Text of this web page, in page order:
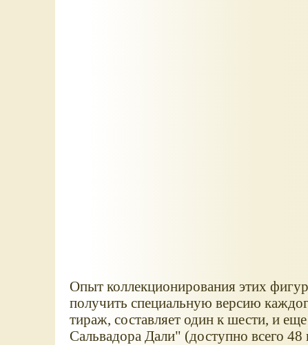
Опыт коллекционирования этих
получить специальную версию
тираж, составляет один к шести, и
Сальвадора Дали" (доступно всего 48